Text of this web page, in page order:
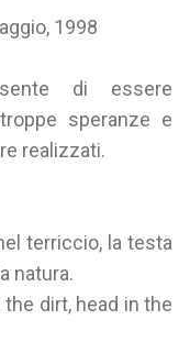
1998
di essere
speranze e
realizzati.
terriccio, la testa
natura.
dirt, head in the